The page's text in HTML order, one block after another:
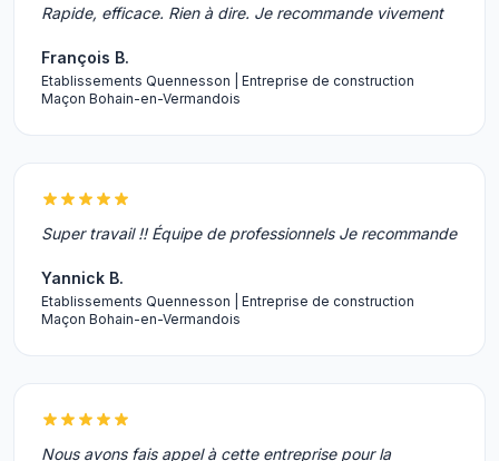
Rapide, efficace. Rien à dire. Je recommande vivement
François B.
Etablissements Quennesson | Entreprise de construction
Maçon Bohain-en-Vermandois
Super travail !! Équipe de professionnels Je recommande
Yannick B.
Etablissements Quennesson | Entreprise de construction
Maçon Bohain-en-Vermandois
Nous avons fais appel à cette entreprise pour la